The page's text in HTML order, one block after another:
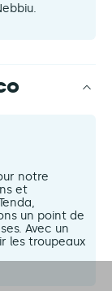
notre
et
un point de
Avec un
les troupeaux